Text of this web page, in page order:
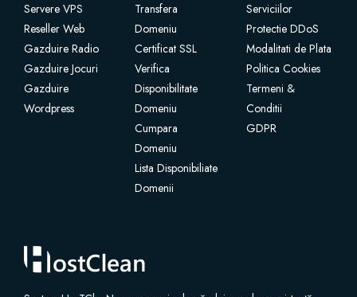
Protecție site
Professional Email
Website Backup
Site Builder
XOVI NOW
Servere VPS
Reseller Web
Gazduire Radio
Gazduire Jocuri
Gazduire
Wordpress
Transfera
Domeniu
Certificat SSL
Verifica
Disponibilitate
Domeniu
Cumpara
Domeniu
Lista Disponibiliate
Domenii
Serviciilor
Protectie DDoS
Modalitati de Plata
Politica Cookies
Termeni &
Conditii
GDPR